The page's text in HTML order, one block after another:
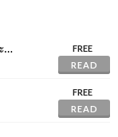
Kairo: เมื่อคนถูกโยกย้ายให้กลายเป็นผีเพราะความเดียวดาย
FREE
READ
FREE
READ